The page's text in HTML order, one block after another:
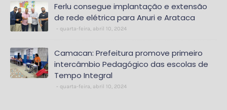
Ferlu consegue implantação e extensão
de rede elétrica para Anuri e Arataca
quarta-feira, abril 10, 2024
Camacan: Prefeitura promove primeiro
intercâmbio Pedagógico das escolas de
Tempo Integral
quarta-feira, abril 10, 2024